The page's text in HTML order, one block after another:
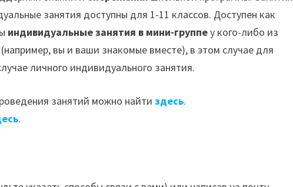
занятия доступны для 1-11 классов. Доступен как
индивидуальные занятия в мини-группеу кого-либо из
вы и ваши знакомые вместе), в этом случае для
личного индивидуального занятия.
занятий можно найтиздесь.
.